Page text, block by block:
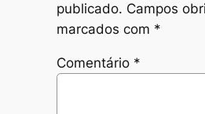
publicado. Campos
marcados com *
Comentário *